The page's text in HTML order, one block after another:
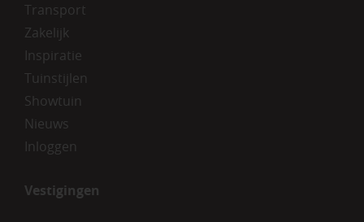
Transport
Zakelijk
Inspiratie
Tuinstijlen
Showtuin
Nieuws
Inloggen
Vestigingen